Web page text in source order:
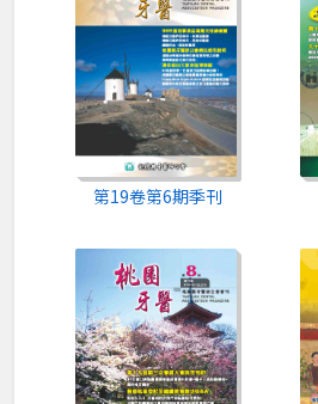
第19卷第6期季刊